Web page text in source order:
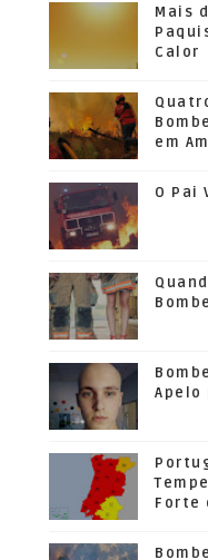
Mais
Calor
em
O Pai
Apelo
Forte